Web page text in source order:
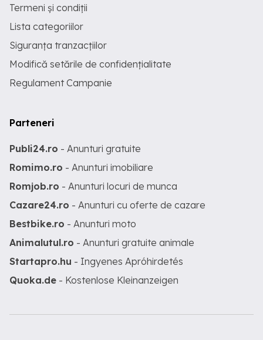
Termeni și condiții
Lista categoriilor
Siguranța tranzacțiilor
Modifică setările de confidențialitate
Regulament Campanie
Parteneri
Publi24.ro - Anunturi gratuite
Romimo.ro - Anunturi imobiliare
Romjob.ro - Anunturi locuri de munca
Cazare24.ro - Anunturi cu oferte de cazare
Bestbike.ro - Anunturi moto
Animalutul.ro - Anunturi gratuite animale
Startapro.hu - Ingyenes Apróhirdetés
Quoka.de - Kostenlose Kleinanzeigen